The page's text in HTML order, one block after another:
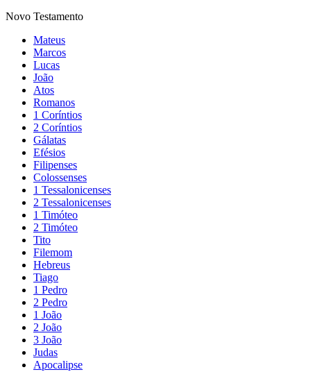
Novo Testamento
Mateus
Marcos
Lucas
João
Atos
Romanos
1 Coríntios
2 Coríntios
Gálatas
Efésios
Filipenses
Colossenses
1 Tessalonicenses
2 Tessalonicenses
1 Timóteo
2 Timóteo
Tito
Filemom
Hebreus
Tiago
1 Pedro
2 Pedro
1 João
2 João
3 João
Judas
Apocalipse